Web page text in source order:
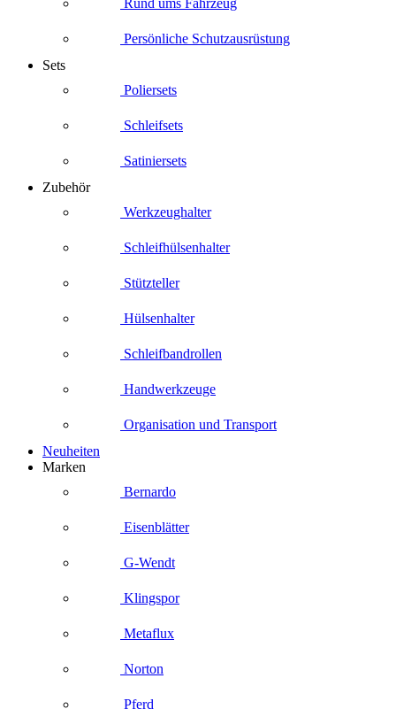
Persönliche Schutzausrüstung
Sets
Poliersets
Schleifsets
Satiniersets
Zubehör
Werkzeughalter
Schleifhülsenhalter
Stützteller
Hülsenhalter
Schleifbandrollen
Handwerkzeuge
Organisation und Transport
Neuheiten
Marken
Bernardo
Eisenblätter
G-Wendt
Klingspor
Metaflux
Norton
Pferd